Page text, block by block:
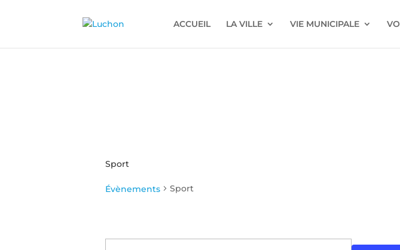
ACCUEIL LA VILLE VIE MUNICIPALE
Sport
Évènements Sport
Évènements
Recherche